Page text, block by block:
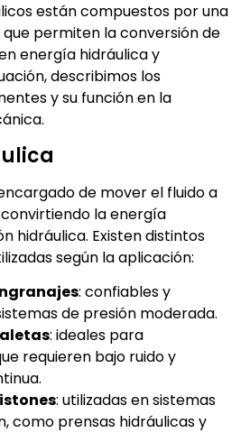
están compuestos por una
permiten la conversión de
energía hidráulica y
describimos los
y su función en la
de mover el fluido a
la energía
hidráulica. Existen distintos
según la aplicación:
: confiables y
de presión moderada.
: ideales para
requieren bajo ruido y
: utilizadas en sistemas
como prensas hidráulicas y